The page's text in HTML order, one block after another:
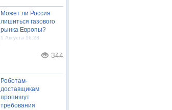
Может ли Россия
лишиться газового
рынка Европы?
1 Августа 16:23
344
Роботам-
доставщикам
пропишут
требования